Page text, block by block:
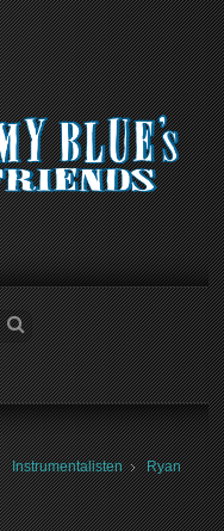
Instrumentalisten
Ryan